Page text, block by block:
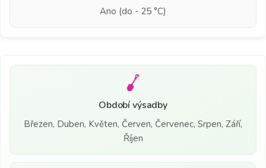
Ano (do - 25 °C)
Období výsadby
Březen, Duben, Květen, Červen, Červenec, Srpen, Září,
Říjen